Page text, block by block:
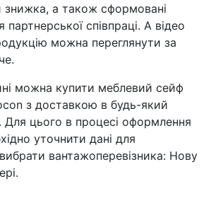
знижка, а також сформовані
партнерської співпраці. А відео
можна переглянути за
можна купити меблевий сейф
з доставкою в будь-який
Для цього в процесі оформлення
уточнити дані для
вантажоперевізника: Нову